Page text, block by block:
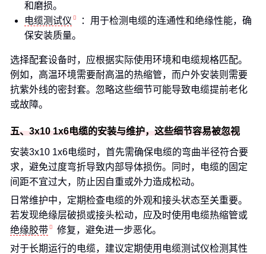
和磨损。
电缆测试仪
：用于检测电缆的连通性和绝缘性能，确
保安装质量。
选择配套设备时，应根据实际使用环境和电缆规格匹配。
例如，高温环境需要耐高温的热缩管，而户外安装则需要
抗紫外线的密封套。忽略这些细节可能导致电缆提前老化
或故障。
五、3x10 1x6电缆的安装与维护，这些细节容易被忽视
安装3x10 1x6电缆时，首先需确保电缆的弯曲半径符合要
求，避免过度弯折导致内部导体损伤。同时，电缆的固定
间距不宜过大，防止因自重或外力造成松动。
日常维护中，定期检查电缆的外观和接头状态至关重要。
若发现绝缘层破损或接头松动，应及时使用电缆热缩管或
绝缘胶带
修复，避免进一步恶化。
对于长期运行的电缆，建议定期使用电缆测试仪检测其性